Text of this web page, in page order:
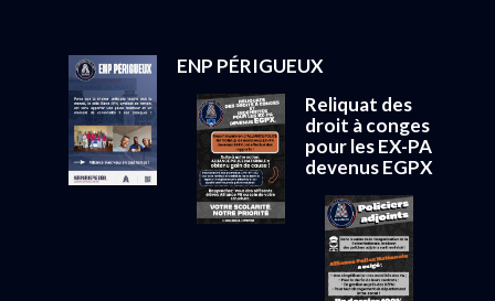
ENP PÉRIGUEUX
Reliquat des
droit à conges
pour les EX-PA
devenus EGPX